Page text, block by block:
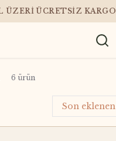
ÜZERI ÜCRETSIZ KARGO
6 ürün
Son eklenen